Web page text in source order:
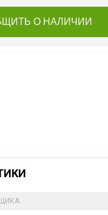
О НАЛИЧИИ